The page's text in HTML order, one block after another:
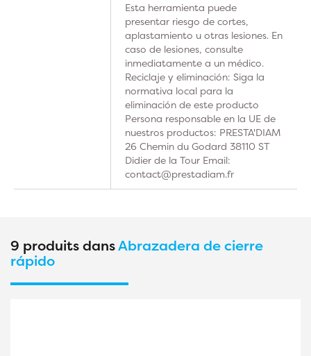
Esta herramienta puede
presentar riesgo de cortes,
aplastamiento u otras lesiones. En
caso de lesiones, consulte
inmediatamente a un médico.
Reciclaje y eliminación: Siga la
normativa local para la
eliminación de este producto
Persona responsable en la UE de
nuestros productos: PRESTA'DIAM
26 Chemin du Godard 38110 ST
Didier de la Tour Email:
contact@prestadiam.fr
9 produits dansAbrazadera de cierre
rápido